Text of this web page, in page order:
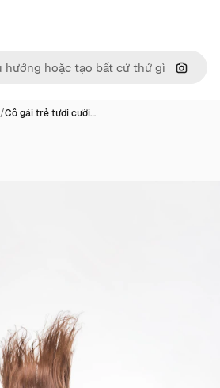
Tìm
/Cô gái trẻ tươi cười…